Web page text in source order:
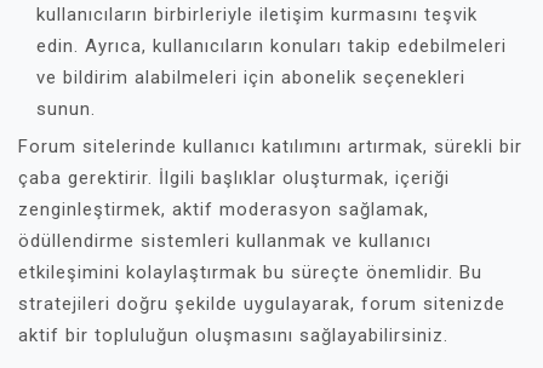
kullanıcıların birbirleriyle iletişim kurmasını teşvik
edin. Ayrıca, kullanıcıların konuları takip edebilmeleri
ve bildirim alabilmeleri için abonelik seçenekleri
sunun.
Forum sitelerinde kullanıcı katılımını artırmak, sürekli bir
çaba gerektirir. İlgili başlıklar oluşturmak, içeriği
zenginleştirmek, aktif moderasyon sağlamak,
ödüllendirme sistemleri kullanmak ve kullanıcı
etkileşimini kolaylaştırmak bu süreçte önemlidir. Bu
stratejileri doğru şekilde uygulayarak, forum sitenizde
aktif bir topluluğun oluşmasını sağlayabilirsiniz.